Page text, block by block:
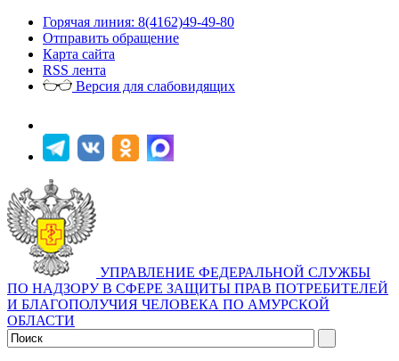
Горячая линия: 8(4162)49-49-80
Отправить обращение
Карта сайта
RSS лента
Версия для слабовидящих
УПРАВЛЕНИЕ ФЕДЕРАЛЬНОЙ СЛУЖБЫ
ПО НАДЗОРУ В СФЕРЕ ЗАЩИТЫ ПРАВ ПОТРЕБИТЕЛЕЙ
И БЛАГОПОЛУЧИЯ ЧЕЛОВЕКА ПО АМУРСКОЙ
ОБЛАСТИ